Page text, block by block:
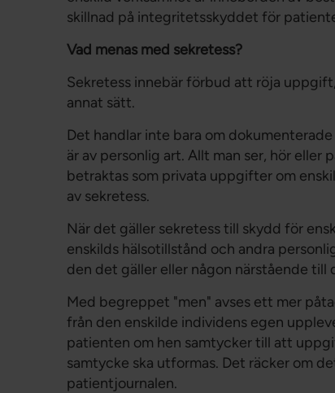
skillnad på integritetsskyddet för
Vad menas med sekretess?
Sekretess innebär förbud att röja
annat sätt.
Det handlar inte bara om
är av personlig art. Allt man ser, hör eller
betraktas som privata uppgifter om
av sekretess.
När det gäller sekretess till skydd för
enskilds hälsotillstånd och andra
den det gäller eller någon närstående
Med begreppet "men" avses ett mer
från den enskilde individens egen
patienten om hen samtycker till att
samtycke ska utformas. Det räcker om
patientjournalen.